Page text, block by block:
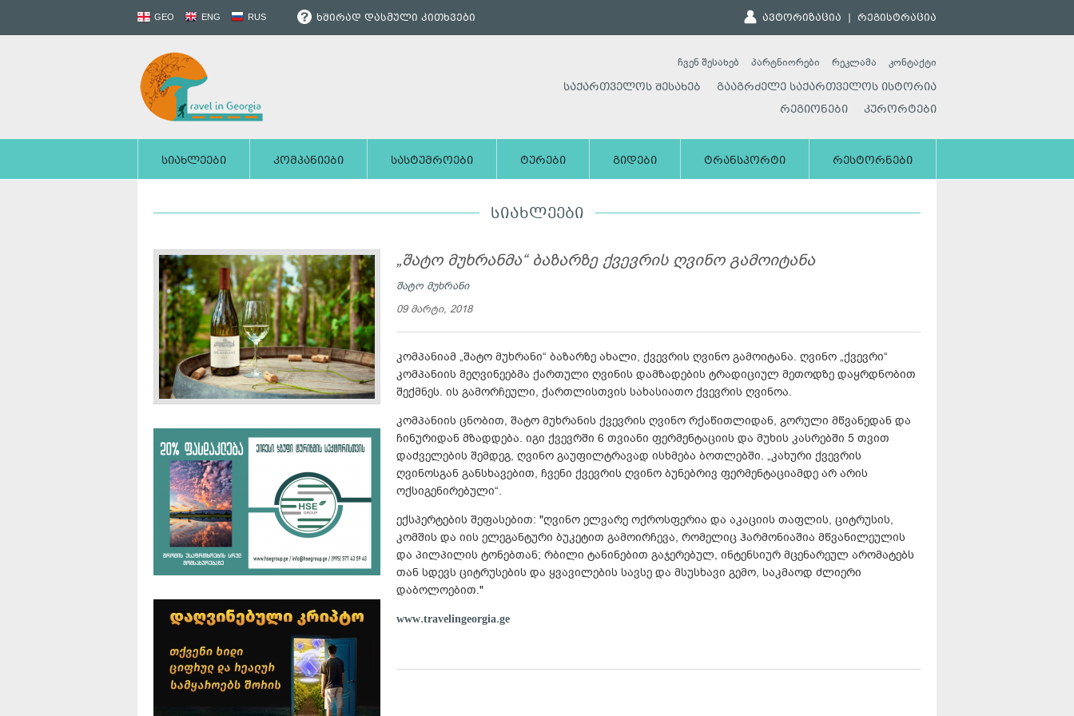
GEO ENG RUS ხშირად დასმული კითხვები ავტორიზაცია | რეგისტრაცია
ჩვენ შესახებ პარტნიორები რეკლამა კონტაქტი
საქართველოს შესახებ
გააგრძელე საქართველოს ისტორია
რეგიონები
კურორტები
სიახლეები კომპანიები სასტუმროები ტურები გიდები ტრანსპორტი რესტორნები
ᲡᲘᲐᲮᲚᲔᲔᲑᲘ
„შატო მუხრანმა“ ბაზარზე ქვევრის ღვინო გამოიტანა
შატო მუხრანი
09 მარტი, 2018
კომპანიამ „შატო მუხრანი“ ბაზარზე ახალი, ქვევრის ღვინო გამოიტანა. ღვინო „ქვევრი“
კომპანიის მეღვინეებმა ქართული ღვინის დამზადების ტრადიციულ მეთოდზე დაყრდნობით
შექმნეს. ის გამორჩეული, ქართლისთვის სახასიათო ქვევრის ღვინოა.
კომპანიის ცნობით, შატო მუხრანის ქვევრის ღვინო რქაწითლიდან, გორული მწვანედან და
ჩინურიდან მზადდება. იგი ქვევრში 6 თვიანი ფერმენტაციის და მუხის კასრებში 5 თვით
დაძველების შემდეგ, ღვინო გაუფილტრავად ისხმება ბოთლებში. „კახური ქვევრის
ღვინოსგან განსხავებით, ჩვენი ქვევრის ღვინო ბუნებრივ ფერმენტაციამდე არ არის
ოქსიგენირებული“.
ექსპერტების შეფასებით: "ღვინო ელვარე ოქროსფერია და აკაციის თაფლის, ციტრუსის,
კომშის და იის ელეგანტური ბუკეტით გამოირჩევა, რომელიც ჰარმონიაშია მწვანილეულის
და პილპილის ტონებთან; რბილი ტანინებით გაჯერებულ, ინტენსიურ მცენარეულ არომატებს
თან სდევს ციტრუსების და ყვავილების სავსე და მსუსხავი გემო, საკმაოდ ძლიერი
დაბოლოებით."
www.travelingeorgia.ge